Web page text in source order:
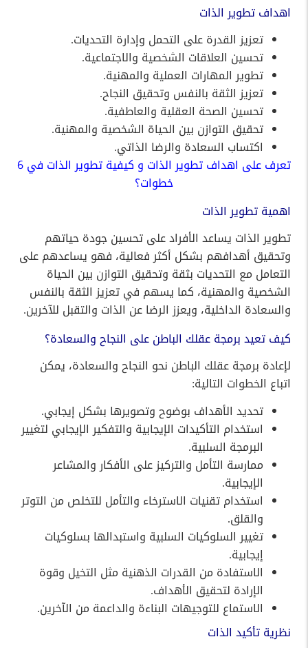
اهداف تطوير الذات
تعزيز القدرة على التحمل وإدارة التحديات.
تحسين العلاقات الشخصية والاجتماعية.
تطوير المهارات العملية والمهنية.
تعزيز الثقة بالنفس وتحقيق النجاح.
تحسين الصحة العقلية والعاطفية.
تحقيق التوازن بين الحياة الشخصية والمهنية.
اكتساب السعادة والرضا الذاتي.
تعرف على
اهداف تطوير الذات و كيفية تطوير الذات في 6
خطوات؟
اهمية تطوير الذات
تطوير الذات يساعد الأفراد على تحسين جودة حياتهم
وتحقيق أهدافهم بشكل أكثر فعالية، فهو يساعدهم على
التعامل مع التحديات بثقة وتحقيق التوازن بين الحياة
الشخصية والمهنية، كما يسهم في تعزيز الثقة بالنفس
والسعادة الداخلية، ويعزز الرضا عن الذات والتقبل للآخرين.
كيف تعيد برمجة عقلك الباطن على النجاح والسعادة؟
لإعادة برمجة عقلك الباطن نحو النجاح والسعادة، يمكن
اتباع الخطوات التالية:
تحديد الأهداف بوضوح وتصويرها بشكل إيجابي.
استخدام التأكيدات الإيجابية والتفكير الإيجابي لتغيير
البرمجة السلبية.
ممارسة التأمل والتركيز على الأفكار والمشاعر
الإيجابية.
استخدام تقنيات الاسترخاء والتأمل للتخلص من التوتر
والقلق.
تغيير السلوكيات السلبية واستبدالها بسلوكيات
إيجابية.
الاستفادة من القدرات الذهنية مثل التخيل وقوة
الإرادة لتحقيق الأهداف.
الاستماع للتوجيهات البناءة والداعمة من الآخرين.
نظرية تأكيد الذات